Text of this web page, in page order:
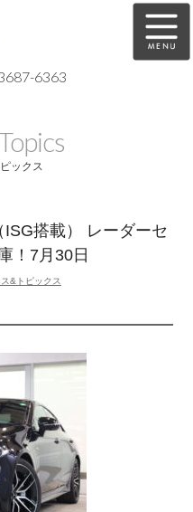
6363
特別作業
リクルート
納車blog
T.U.C.GROUP
ックス
搭載） レーダーセ
！7月30日
&トピックス